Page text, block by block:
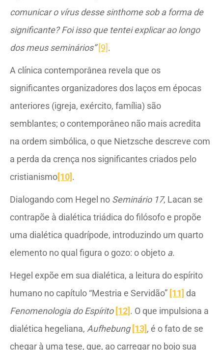
comunicar o vírus desse sinthome sob a forma de
significante? Foi isso que tentei explicar ao longo
dos meus seminários” [9].
A clínica contemporânea revela que os
significantes organizadores dos laços em épocas
anteriores (igreja, exército, família) são
semblantes; o contemporâneo não mais acredita
na ordem simbólica, o que Nietzsche descreve com
a perda da crença nos significantes criados pelo
cristianismo[10].
Dialogando com Hegel no Seminário 17, Lacan se
contrapõe à dialética triádica do filósofo e propõe
uma dialética quadrípode, introduzindo um quarto
elemento no qual figura o gozo: o objeto a.
Hegel expõe em sua dialética, a leitura do espírito
humano no capítulo “Mestria e Servidão” [11] da
Fenomenologia do Espírito [12]. O que impulsiona a
dialética hegeliana, Aufhebung [13], é o fato de se
chegar à uma tese, que, ao carregar no bojo sua